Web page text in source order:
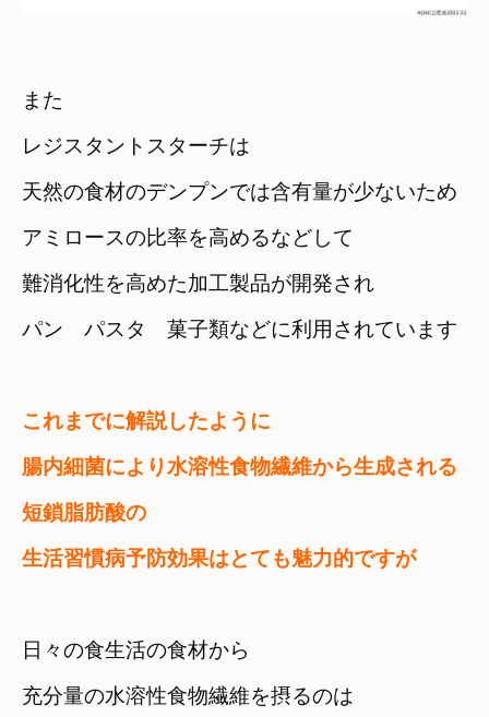
また
レジスタントスターチは
天然の食材のデンプンでは含有量が少ないため
アミロースの比率を高めるなどして
難消化性を高めた加工製品が開発され
パン　パスタ　菓子類などに利用されています
これまでに解説したように
腸内細菌により水溶性食物繊維から生成される
短鎖脂肪酸の
生活習慣病予防効果はとても魅力的ですが
日々の食生活の食材から
充分量の水溶性食物繊維を摂るのは